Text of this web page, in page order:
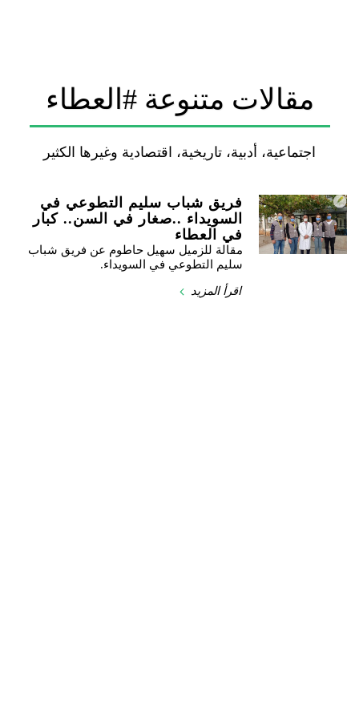
مقالات متنوعة #العطاء
اجتماعية، أدبية، تاريخية، اقتصادية وغيرها الكثير
فريق شباب سليم التطوعي في
السويداء ..صغار في السن.. كبار
في العطاء
مقالة للزميل سهيل حاطوم عن فريق شباب
سليم التطوعي في السويداء.
اقرأ المزيد